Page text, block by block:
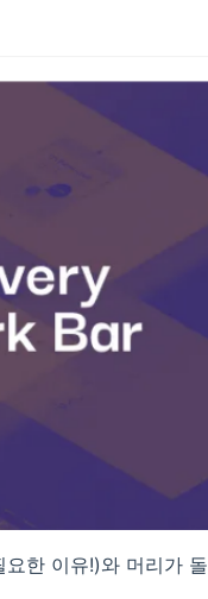
한 이유!)와 머리가 돌